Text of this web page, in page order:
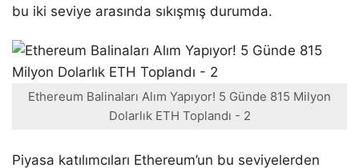
bu iki seviye arasında sıkışmış durumda.
Ethereum Balinaları Alım Yapıyor! 5 Günde 815 Milyon
Dolarlık ETH Toplandı - 2
Piyasa katılımcıları Ethereum’un bu seviyelerden